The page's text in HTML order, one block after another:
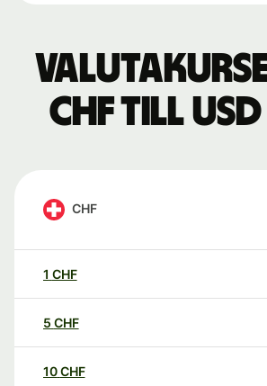
CHF till
CHF
1 CHF
5 CHF
10CHF